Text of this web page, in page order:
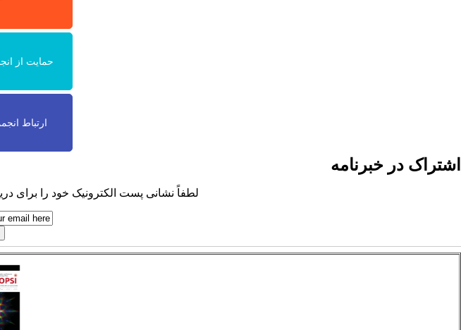
حمایت از
ارتباط
اشتراک در خبرنامه
لطفاً نشانی پست الکترونیک خود را برای